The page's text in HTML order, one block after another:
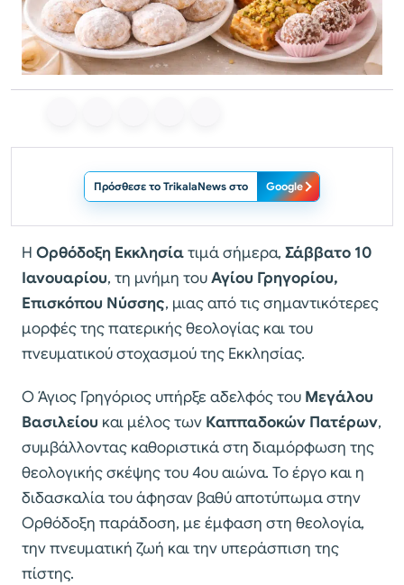
Πρόσθεσε το TrikalaNews στο Google
Η Ορθόδοξη Εκκλησίατιμά σήμερα, Σάββατο 10
Ιανουαρίου, τη μνήμη τουΑγίου Γρηγορίου,
Επισκόπου Νύσσης, μιας από τις σημαντικότερες
μορφές της πατερικής θεολογίας και του
πνευματικού στοχασμού της Εκκλησίας.
Ο Άγιος Γρηγόριος υπήρξε αδελφός του Μεγάλου
Βασιλείου και μέλος των Καππαδοκών Πατέρων,
συμβάλλοντας καθοριστικά στη διαμόρφωση της
θεολογικής σκέψης του 4ου αιώνα. Το έργο και η
διδασκαλία του άφησαν βαθύ αποτύπωμα στην
Ορθόδοξη παράδοση, με έμφαση στη θεολογία,
την πνευματική ζωή και την υπεράσπιση της
πίστης.